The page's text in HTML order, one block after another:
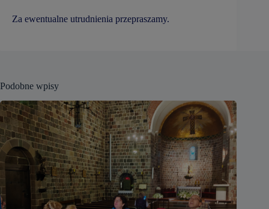
Za ewentualne utrudnienia przepraszamy.
Podobne wpisy